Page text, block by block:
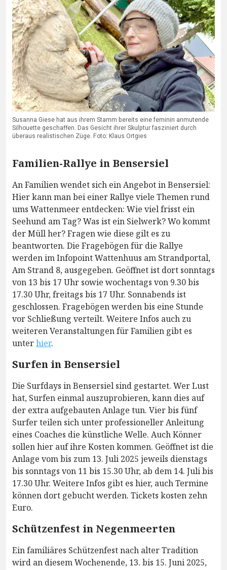
Susanna Giese hat aus ihrem Stamm bereits eine feminin anmutende
Silhouette geschaffen. Das Gesicht ihrer Skulptur fasziniert durch
überaus realistischen Züge. Foto: Klaus Ortgies
Familien-Rallye in Bensersiel
An Familien wendet sich ein Angebot in Bensersiel:
Hier kann man bei einer Rallye viele Themen rund
ums Wattenmeer entdecken: Wie viel frisst ein
Seehund am Tag? Was ist ein Sielwerk? Wo kommt
der Müll her? Fragen wie diese gilt es zu
beantworten. Die Fragebögen für die Rallye
werden im Infopoint Wattenhuus am Strandportal,
Am Strand 8, ausgegeben. Geöffnet ist dort sonntags
von 13 bis 17 Uhr sowie wochentags von 9.30 bis
17.30 Uhr, freitags bis 17 Uhr. Sonnabends ist
geschlossen. Fragebögen werden bis eine Stunde
vor Schließung verteilt. Weitere Infos auch zu
weiteren Veranstaltungen für Familien gibt es
unterhier.
Surfen in Bensersiel
Die Surfdays in Bensersiel sind gestartet. Wer Lust
hat, Surfen einmal auszuprobieren, kann dies auf
der extra aufgebauten Anlage tun. Vier bis fünf
Surfer teilen sich unter professioneller Anleitung
eines Coaches die künstliche Welle. Auch Könner
sollen hier auf ihre Kosten kommen. Geöffnet ist die
Anlage vom bis zum 13. Juli 2025 jeweils dienstags
bis sonntags von 11 bis 15.30 Uhr, ab dem 14. Juli bis
17.30 Uhr. Weitere Infos gibt es hier, auch Termine
können dort gebucht werden. Tickets kosten zehn
Euro.
Schützenfest in Negenmeerten
Ein familiäres Schützenfest nach alter Tradition
wird an diesem Wochenende, 13. bis 15. Juni 2025,